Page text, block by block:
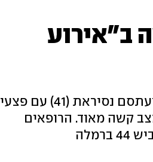
ב"אירוע
מעט אחרי חצות הובא למרפאה המקומית בטייבה מועתסם נסיראת (41) עם פצעי
קשה מאוד. הרופאים